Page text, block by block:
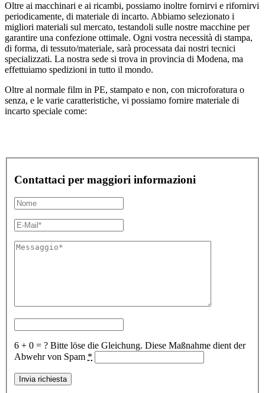
Oltre ai macchinari e ai ricambi, possiamo inoltre fornirvi e rifornirvi
periodicamente, di materiale di incarto. Abbiamo selezionato i
migliori materiali sul mercato, testandoli sulle nostre macchine per
garantire una confezione ottimale. Ogni vostra necessità di stampa,
di forma, di tessuto/materiale, sarà processata dai nostri tecnici
specializzati. La nostra sede si trova in provincia di Modena, ma
effettuiamo spedizioni in tutto il mondo.
Oltre al normale film in PE, stampato e non, con microforatura o
senza, e le varie caratteristiche, vi possiamo fornire materiale di
incarto speciale come:
Contattaci per maggiori informazioni
6 + 0 = ? Bitte löse die Gleichung. Diese Maßnahme dient der
Abwehr von Spam *